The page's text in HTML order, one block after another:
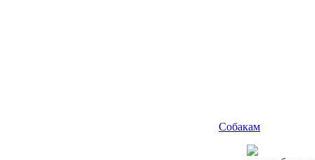
Собакам